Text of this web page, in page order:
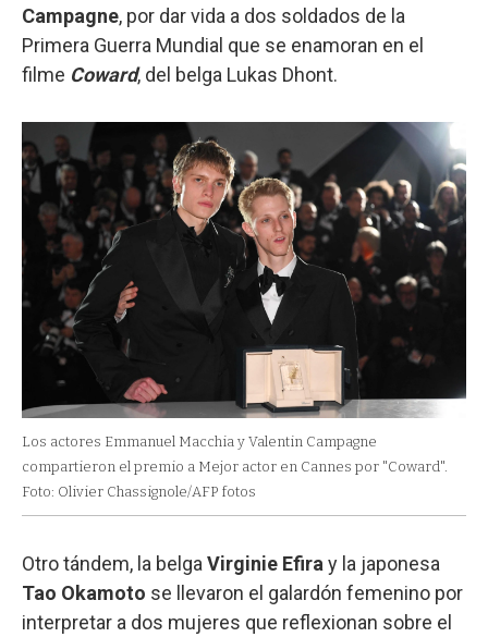
Campagne, por dar vida a dos soldados de la
Primera Guerra Mundial que se enamoran en el
filme Coward, del belga Lukas Dhont.
Los actores Emmanuel Macchia y Valentin Campagne
compartieron el premio a Mejor actor en Cannes por "Coward".
Foto: Olivier Chassignole/AFP fotos
Otro tándem, la belgaVirginie Efiray la japonesa
Tao Okamoto se llevaron el galardón femenino por
interpretar a dos mujeres que reflexionan sobre el